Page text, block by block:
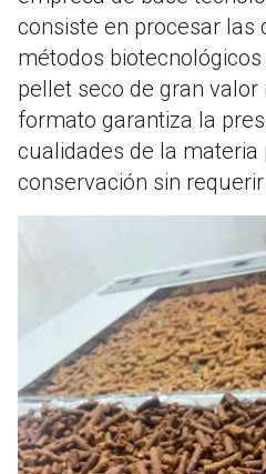
consiste en procesar las
métodos
pellet seco de gran valor
formato garantiza la
cualidades de la
conservación sin